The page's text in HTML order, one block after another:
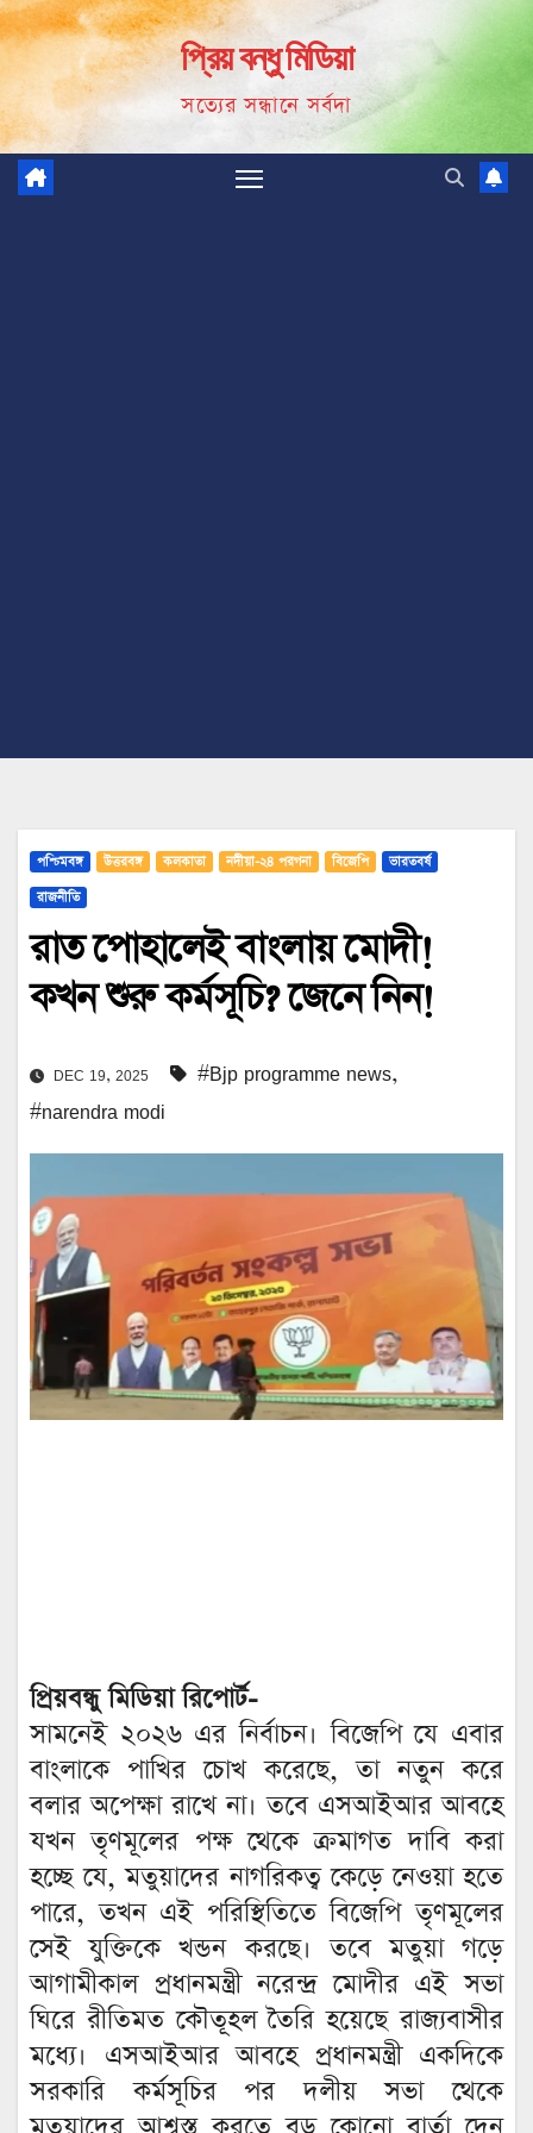
Skip
to
content
প্রিয় বন্ধু মিডিয়া
সত্যের সন্ধানে সর্বদা
পশ্চিমবঙ্গ উত্তরবঙ্গ কলকাতা নদীয়া-২৪ পরগনা বিজেপি
ভারতবর্ষ
রাজনীতি
রাত পোহালেই বাংলায় মোদী!
কখন শুরু কর্মসূচি? জেনে নিন!
DEC 19, 2025 #Bjp programme news,
#narendra modi
প্রিয়বন্ধু মিডিয়া রিপোর্ট-
সামনেই ২০২৬ এর নির্বাচন। বিজেপি যে এবার
বাংলাকে পাখির চোখ করেছে, তা নতুন করে
বলার অপেক্ষা রাখে না। তবে এসআইআর আবহে
যখন তৃণমূলের পক্ষ থেকে ক্রমাগত দাবি করা
হচ্ছে যে, মতুয়াদের নাগরিকত্ব কেড়ে নেওয়া হতে
পারে, তখন এই পরিস্থিতিতে বিজেপি তৃণমূলের
সেই যুক্তিকে খন্ডন করছে। তবে মতুয়া গড়ে
আগামীকাল প্রধানমন্ত্রী নরেন্দ্র মোদীর এই সভা
ঘিরে রীতিমত কৌতূহল তৈরি হয়েছে রাজ্যবাসীর
মধ্যে। এসআইআর আবহে প্রধানমন্ত্রী একদিকে
সরকারি কর্মসূচির পর দলীয় সভা থেকে